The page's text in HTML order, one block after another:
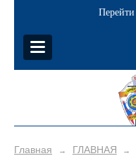
Главная → ГЛАВНАЯ →